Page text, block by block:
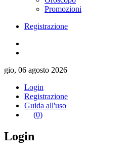
Promozioni
Registrazione
gio, 06 agosto 2026
Login
Registrazione
Guida all'uso
(0)
Login